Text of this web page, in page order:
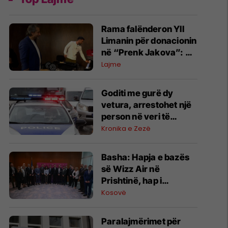
Rama falënderon Yll
Limanin për donacionin
në “Prenk Jakova”: Po
investojmë në të
Lajme
Goditi me gurë dy
vetura, arrestohet një
person në veri të
Mitrovicës - dyshohet
tjera penale
Kronika e Zezë
Basha: Hapja e bazës
së Wizz Air në
Prishtinë, hap i
rëndësishëm për
Kosovë
Kosovë
Paralajmërimet për